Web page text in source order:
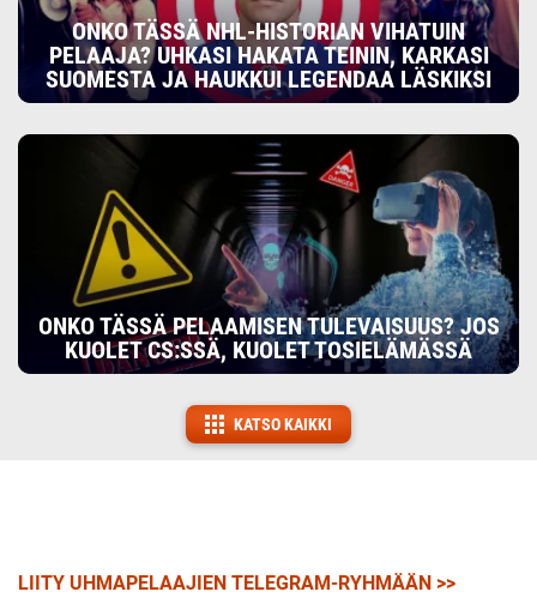
ONKO TÄSSÄ NHL-HISTORIAN VIHATUIN
PELAAJA? UHKASI HAKATA TEININ, KARKASI
SUOMESTA JA HAUKKUI LEGENDAA LÄSKIKSI
ONKO TÄSSÄ PELAAMISEN TULEVAISUUS? JOS
KUOLET CS:SSÄ, KUOLET TOSIELÄMÄSSÄ
KATSO KAIKKI
LIITY UHMAPELAAJIEN TELEGRAM-RYHMÄÄN >>